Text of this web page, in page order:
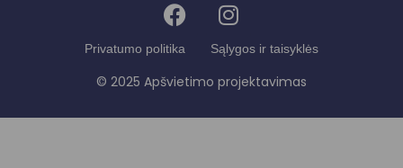
Privatumo politika Sąlygos ir taisyklės
© 2025 Apšvietimo projektavimas